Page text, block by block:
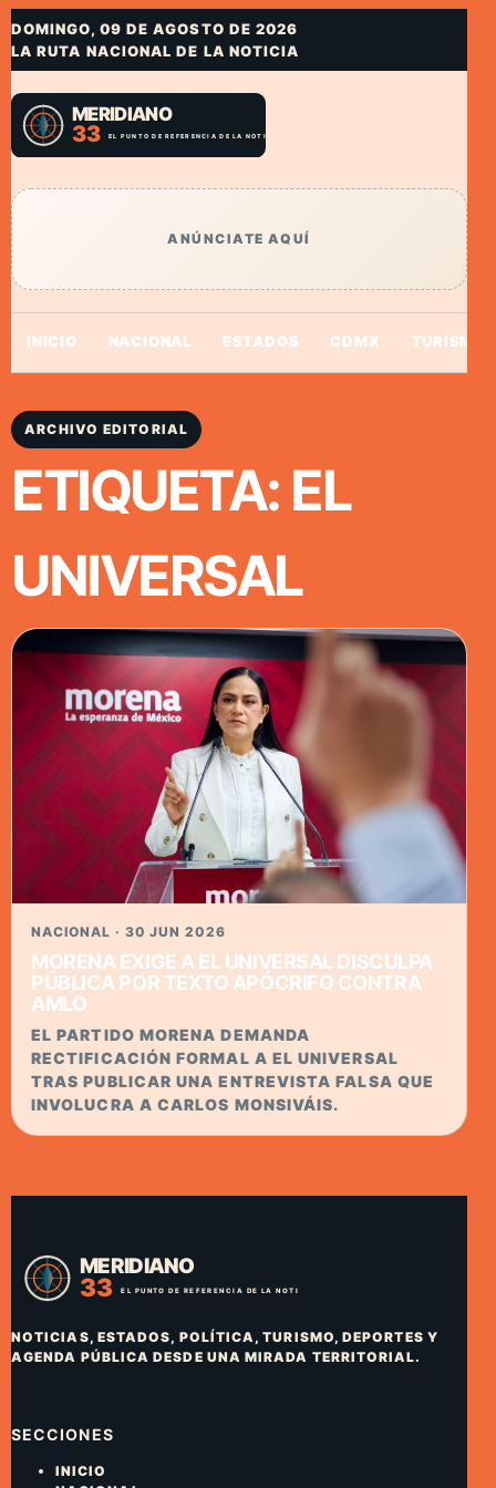
DOMINGO, 09 DE AGOSTO DE 2026
LA RUTA NACIONAL DE LA NOTICIA
ANÚNCIATE AQUÍ
INICIO NACIONAL ESTADOS CDMX TURISMO
ARCHIVO EDITORIAL
ETIQUETA: EL
UNIVERSAL
NACIONAL · 30 JUN 2026
MORENA EXIGE A EL UNIVERSAL DISCULPA
PÚBLICA POR TEXTO APÓCRIFO CONTRA
AMLO
EL PARTIDO MORENA DEMANDA
RECTIFICACIÓN FORMAL A EL UNIVERSAL
TRAS PUBLICAR UNA ENTREVISTA FALSA QUE
INVOLUCRA A CARLOS MONSIVÁIS.
NOTICIAS, ESTADOS, POLÍTICA, TURISMO, DEPORTES Y
AGENDA PÚBLICA DESDE UNA MIRADA TERRITORIAL.
SECCIONES
INICIO